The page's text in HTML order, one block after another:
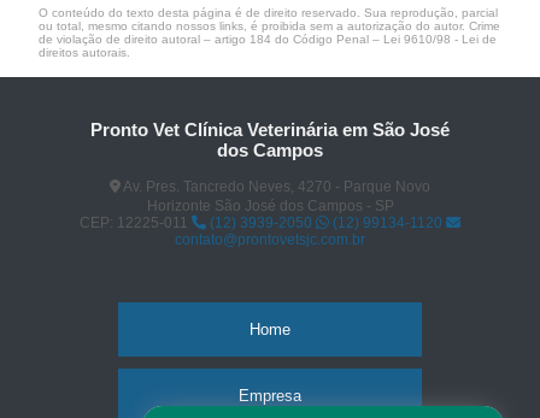
O conteúdo do texto desta página é de direito reservado. Sua reprodução, parcial
ou total, mesmo citando nossos links, é proibida sem a autorização do autor. Crime
de violação de direito autoral – artigo 184 do Código Penal – Lei 9610/98 - Lei de
direitos autorais
Pronto Vet Clínica Veterinária em São José
dos Campos
Av. Pres. Tancredo Neves, 4270 - Parque Novo
Horizonte São José dos Campos - SP
CEP: 12225-011
(12) 3939-2050
(12) 99134-1120
contato@prontovetsjc.com.br
Home
Empresa